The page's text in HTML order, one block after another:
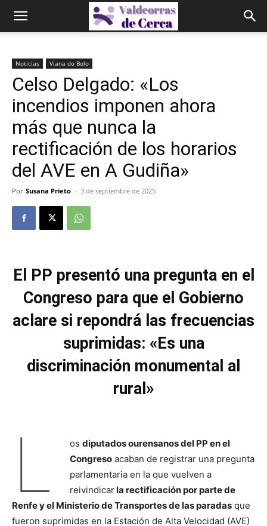
Noticias Viana do Bolo
Celso Delgado: «Los
incendios imponen ahora
más que nunca la
rectificación de los horarios
del AVE en A Gudiña»
Por Susana Prieto - 3 de septiembre de 2025
El PP presentó una pregunta en el
Congreso para que el Gobierno
aclare si repondrá las frecuencias
suprimidas: «Es una
discriminación monumental al
rural»
L os diputados ourensanos del PP en el
Congresoacaban de registrar una pregunta
parlamentaria en la que vuelven a
reivindicarla rectificación por parte de
Renfe y el Ministerio de Transportes de las paradas que
fueron suprimidas en la Estación de Alta Velocidad (AVE)